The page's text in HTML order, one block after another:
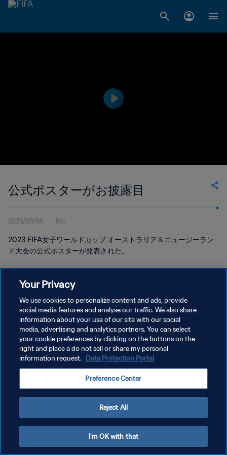
公式ポスターがお披露目
2023/03/06 8秒
2023 FIFA女子ワールドカップ オーストラリア＆ニュージーラン
ド大会の公式ポスターが発表された。
プライバシーポリシー
サービス利用規約
クッキー設定の管理
Your Privacy
We use cookies to personalize content and ads, provide
social media features and analyse our traffic. We also share
information about your use of our site with our social
media, advertising and analytics partners. You can select
your cookie preferences by clicking on the buttons on the
right and place a do not sell or share my personal
information request. Data Protection Portal
Preference Center
Reject All
I'm OK with that